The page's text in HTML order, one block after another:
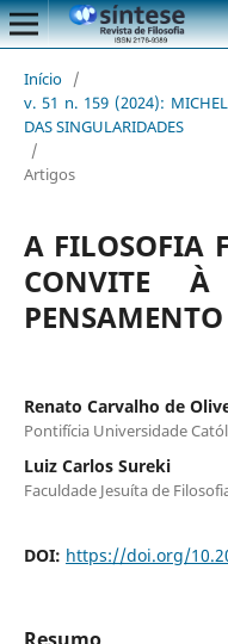
Início /
v. 51 n. 159 (2024):
DAS SINGULARIDADES
/
Artigos
A FILOSOFIA
CONVITE À
Renato Carvalho de
Pontifícia Universidade
Luiz Carlos Sureki
Faculdade Jesuíta de
DOI: https://doi.org/